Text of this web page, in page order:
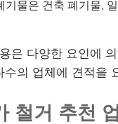
기물은 건축 폐기물,
은 다양한 요인에
수의 업체에 견적을
철거 추천